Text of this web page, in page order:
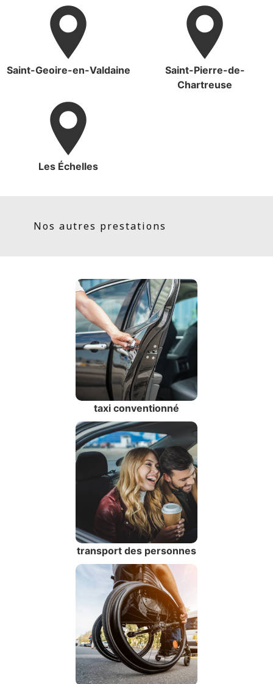
Saint-Geoire-en-Valdaine
Saint-Pierre-de-
Chartreuse
Les Échelles
Nos autres prestations
taxi conventionné
transport des personnes